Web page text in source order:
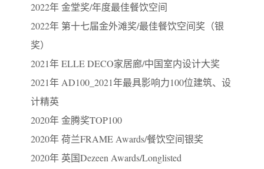
2022年 金堂奖/年度最佳餐饮空间
2022年 第十七届金外滩奖/最佳餐饮空间奖（银
奖）
2021年 ELLE DECO家居廊/中国室内设计大奖
2021年 AD100_2021年最具影响力100位建筑、设
计精英
2020年 金腾奖TOP100
2020年 荷兰FRAME Awards/餐饮空间银奖
2020年 英国Dezeen Awards/Longlisted